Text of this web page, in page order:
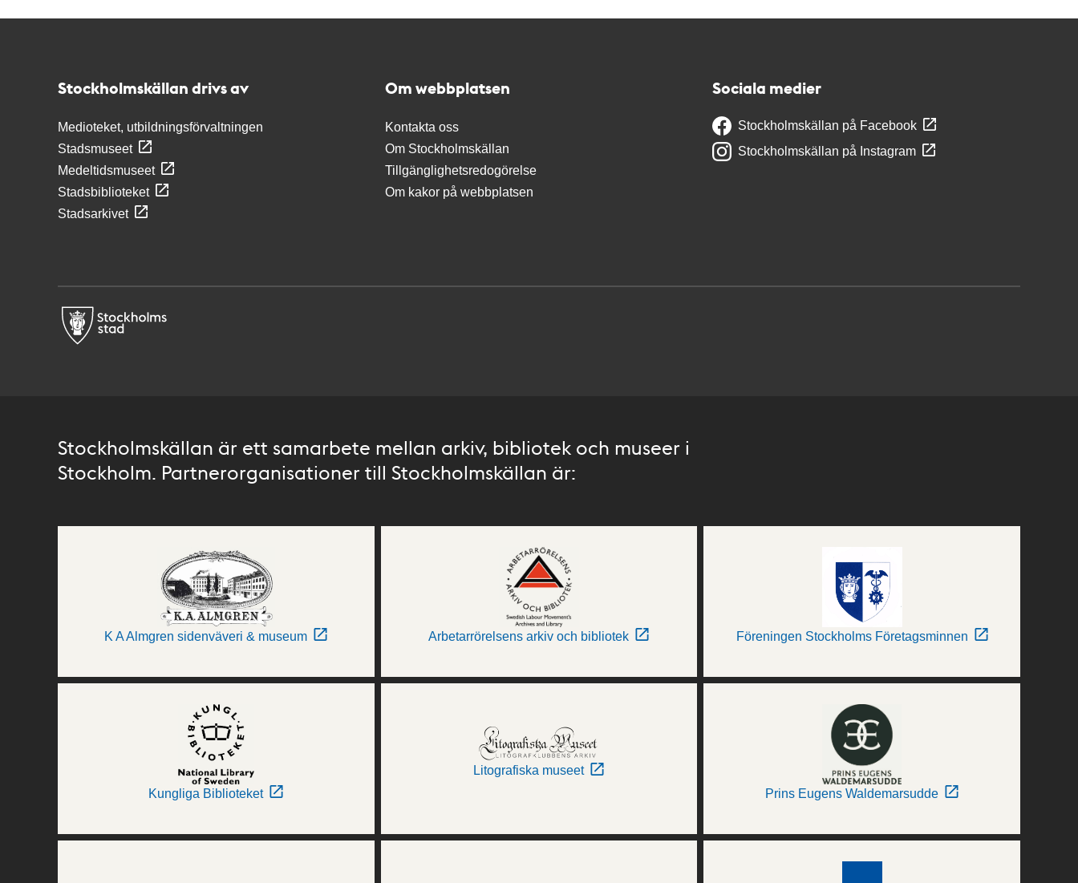
Stockholmskällan drivs av
Medioteket, utbildningsförvaltningen
Stadsmuseet
Medeltidsmuseet
Stadsbiblioteket
Stadsarkivet
Om webbplatsen
Kontakta oss
Om Stockholmskällan
Tillgänglighetsredogörelse
Om kakor på webbplatsen
Sociala medier
Stockholmskällan på Facebook
Stockholmskällan på Instagram
Stockholmskällan är ett samarbete mellan arkiv, bibliotek och museer i
Stockholm. Partnerorganisationer till Stockholmskällan är:
K A Almgren sidenväveri & museum Arbetarrörelsens arkiv och bibliotek Föreningen Stockholms Företagsminnen
Kungliga Biblioteket
Litografiska museet
Prins Eugens Waldemarsudde